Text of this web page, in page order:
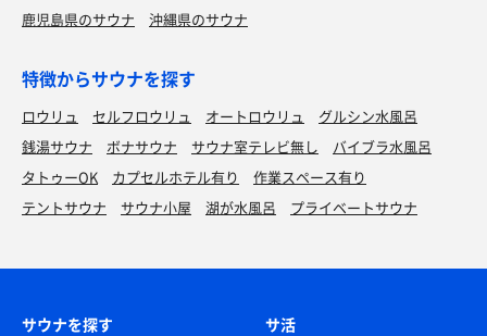
鹿児島県のサウナ
沖縄県のサウナ
特徴からサウナを探す
ロウリュ セルフロウリュ オートロウリュ
グルシン水風呂
銭湯サウナ
ボナサウナ サウナ室テレビ無し
バイブラ水風呂
タトゥーOK
カプセルホテル有り
作業スペース有り
テントサウナ
サウナ小屋 湖が水風呂 プライベートサウナ
サウナを探す サ活